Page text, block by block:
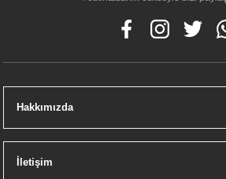
Hakkımızda
İletişim